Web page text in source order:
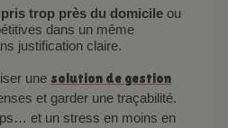
trop près du domicile ou
dans un même
justification claire.
une solution de gestion
et garder une traçabilité.
et un stress en moins en